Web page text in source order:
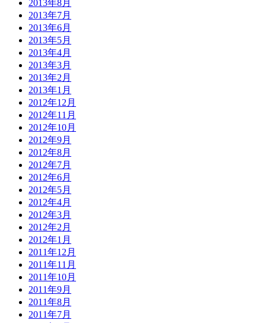
2013年8月
2013年7月
2013年6月
2013年5月
2013年4月
2013年3月
2013年2月
2013年1月
2012年12月
2012年11月
2012年10月
2012年9月
2012年8月
2012年7月
2012年6月
2012年5月
2012年4月
2012年3月
2012年2月
2012年1月
2011年12月
2011年11月
2011年10月
2011年9月
2011年8月
2011年7月